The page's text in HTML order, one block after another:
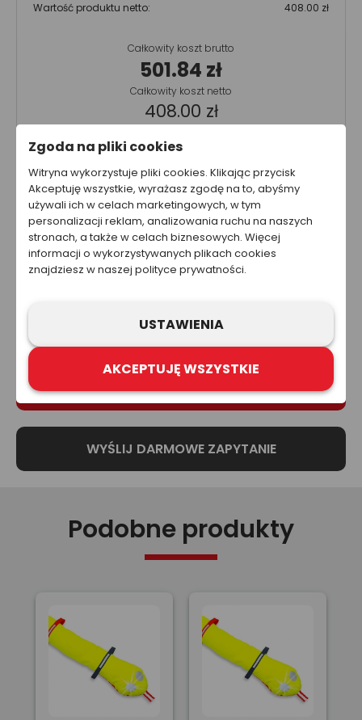
Wartość produktu netto: 408.00 zł
Całkowity koszt brutto
501.84 zł
Całkowity koszt netto
408.00 zł
Ta strona została przygotowana w celach informacyjnych. W
żadnym wypadku informacje zawarte na stronie nie powinny
być wykorzystywane ani traktowane jako oferta sprzedaży,
natomiast mogą być traktowane jako zaproszenie lub
nakłanianie do złożenia oferty kupna produktów lub usług firm
z grupy Refloactive. Zawarcie umowy wymaga indywidualnych
ustaleń, np. złożenia zamówienia i jego przyjęcia. Zastrzegamy
Podobne produkty
Zgoda na pliki cookies
Witryna wykorzystuje pliki cookies. Klikając przycisk
Akceptuję wszystkie, wyrażasz zgodę na to, abyśmy
używali ich w celach marketingowych, w tym
personalizacji reklam, analizowania ruchu na naszych
stronach, a także w celach biznesowych. Więcej
informacji o wykorzystywanych plikach cookies
znajdziesz w naszej polityce prywatności.
USTAWIENIA
AKCEPTUJĘ WSZYSTKIE